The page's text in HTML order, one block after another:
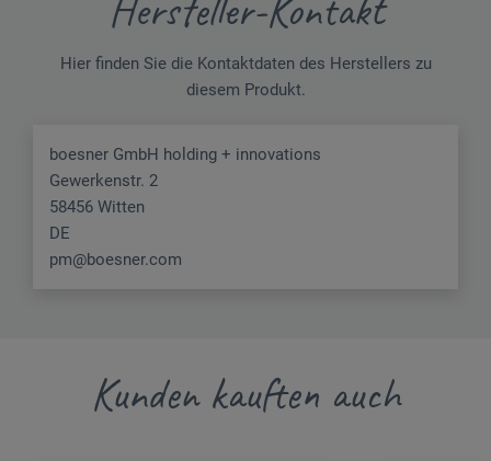
Hier finden Sie die Kontaktdaten des Herstellers zu
diesem Produkt.
boesner GmbH holding + innovations
Gewerkenstr. 2
58456 Witten
DE
pm@boesner.com
Kunden kauften auch